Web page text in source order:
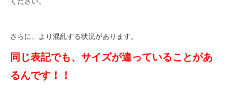
さらに、より混乱する状況があります。
同じ表記でも、サイズが違っていることがあ
るんです！！